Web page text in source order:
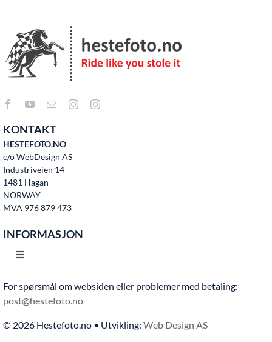
KONTAKT
HESTEFOTO.NO
c/o WebDesign AS
Industriveien 14
1481 Hagan
NORWAY
MVA 976 879 473
INFORMASJON
Toggle
Hjem
Bruksvilkår
For spørsmål om websiden eller problemer med betaling:
post@hestefoto.no
© 2026 Hestefoto.no • Utvikling: Web Design AS